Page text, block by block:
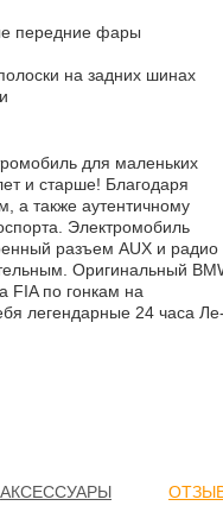
передние фары
на задних шинах
для маленьких
и старше! Благодаря
а также аутентичному
Электромобиль
разъем AUX и радио
Оригинальный
FIA по гонкам на
легендарные 24 часа
АКСЕССУАРЫ